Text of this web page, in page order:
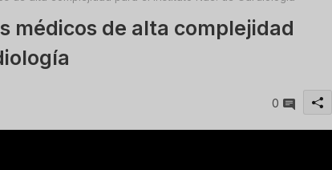
médicos de alta complejidad
0